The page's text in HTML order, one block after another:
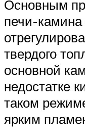
Основным
печи-
твердого
основной
недостатке
таком
ярким